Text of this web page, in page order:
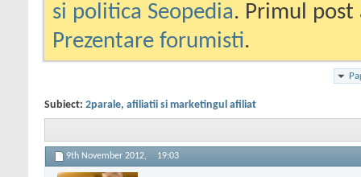
si politica Seopedia. Primul
Prezentare forumisti.
Subiect: 2parale, afiliatii si marketingul afiliat
9th November 2012, 19:03